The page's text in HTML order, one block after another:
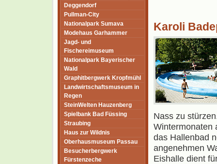
Deggendorf
Pullman-City
Nationalpark Sumava
Modehaus Garhammer
Jagd- und
Fischereimuseum
Nationalpark Bayerischer
Wald
Graphitbergwerk Kropfmühl
Landwirtschaftsmuseum in
Regen
SteinWelten Hauzenberg
Spielbank Bad Füssing
Straubing
Haus zur Wildnis
Oberhausmuseum Passau
Besucherbergwerk
Fürstenzeche
Karoli
Nass zu
Wintermonaten
das Hallenbad
angenehmen
Eishalle dient